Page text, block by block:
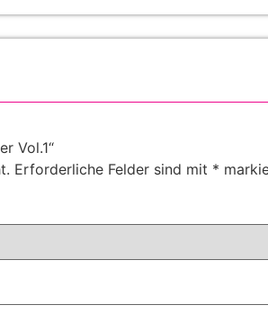
Vol.1“
Erforderliche Felder sind mit *